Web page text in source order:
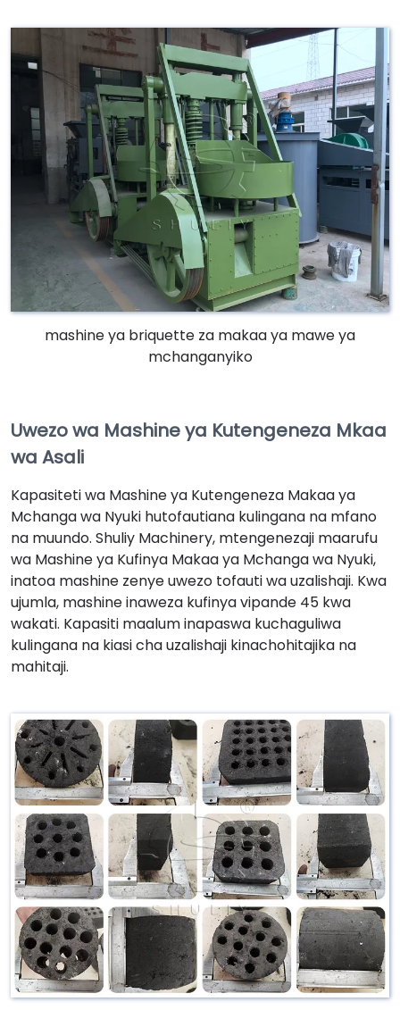
mashine ya briquette za makaa ya mawe ya
mchanganyiko
Uwezo wa Mashine ya Kutengeneza Mkaa
wa Asali
Kapasiteti wa Mashine ya Kutengeneza Makaa ya
Mchanga wa Nyuki hutofautiana kulingana na mfano
na muundo. Shuliy Machinery, mtengenezaji maarufu
wa Mashine ya Kufinya Makaa ya Mchanga wa Nyuki,
inatoa mashine zenye uwezo tofauti wa uzalishaji. Kwa
ujumla, mashine inaweza kufinya vipande 45 kwa
wakati. Kapasiti maalum inapaswa kuchaguliwa
kulingana na kiasi cha uzalishaji kinachohitajika na
mahitaji.